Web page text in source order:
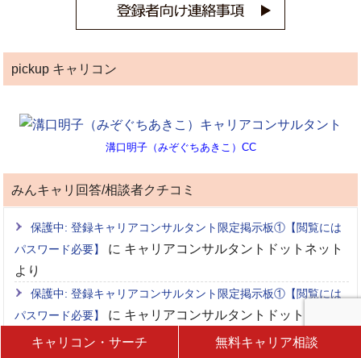
キャリコン・サーチ 無料キャリア相談
pickup キャリコン
溝口明子（みぞぐちあきこ）CC
みんキャリ回答/相談者クチコミ
保護中: 登録キャリアコンサルタント限定掲示板①【閲覧には
パスワード必要】
に キャリアコンサルタントドットネット
より
保護中: 登録キャリアコンサルタント限定掲示板①【閲覧には
パスワード必要】
に キャリアコンサルタントドットネット
より